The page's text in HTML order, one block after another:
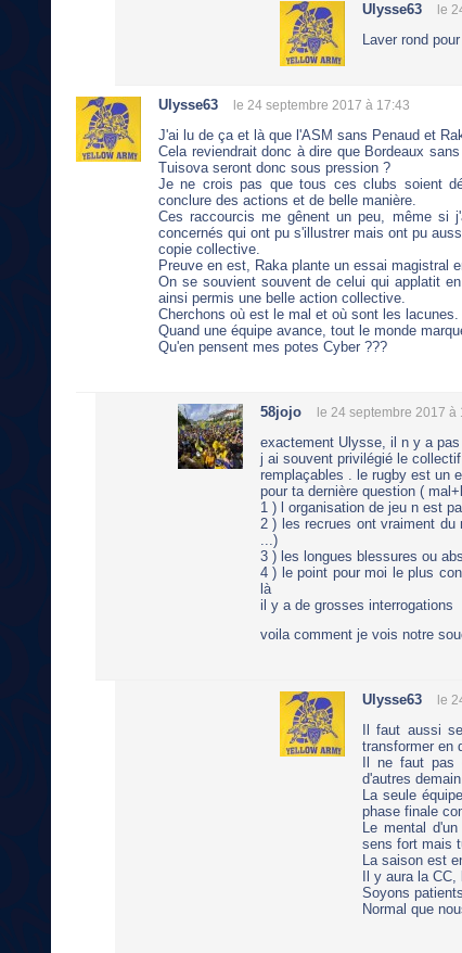
Ulysse63 le
Laver rond
Ulysse63 le 24 septembre 2017 à 17:43
J'ai lu de ça et là que l'ASM sans Penaud et
Cela reviendrait donc à dire que Bordeaux
Tuisova seront donc sous pression ?
Je ne crois pas que tous ces clubs soient
conclure des actions et de belle manière.
Ces raccourcis me gênent un peu, même si
concernés qui ont pu s'illustrer mais ont pu
copie collective.
Preuve en est, Raka plante un essai magistral
On se souvient souvent de celui qui applatit
ainsi permis une belle action collective.
Cherchons où est le mal et où sont les lacunes.
Quand une équipe avance, tout le monde
Qu'en pensent mes potes Cyber ???
58jojo le 24 septembre 2017 à
exactement Ulysse, il n y a
j ai souvent privilégié le
remplaçables . le rugby est un
pour ta dernière question (
1 ) l organisation de jeu n est
2 ) les recrues ont vraiment
...)
3 ) les longues blessures ou
4 ) le point pour moi le plus
là
il y a de grosses interrogations
voila comment je vois notre
Ulysse63 le
Il faut aussi
transformer en
Il ne faut pas
d'autres
La seule
phase finale
Le mental
sens fort mais
La saison est
Il y aura la
Soyons
Normal que